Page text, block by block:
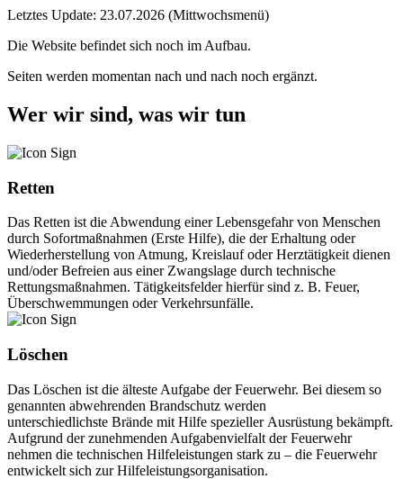
Letztes Update: 23.07.2026 (Mittwochsmenü)
Die Website befindet sich noch im Aufbau.
Seiten werden momentan nach und nach noch ergänzt.
Wer wir sind, was wir tun
Retten
Das Retten ist die Abwendung einer Lebensgefahr von Menschen
durch Sofortmaßnahmen (Erste Hilfe), die der Erhaltung oder
Wiederherstellung von Atmung, Kreislauf oder Herztätigkeit dienen
und/oder Befreien aus einer Zwangslage durch technische
Rettungsmaßnahmen. Tätigkeitsfelder hierfür sind z. B. Feuer,
Überschwemmungen oder Verkehrsunfälle.
Löschen
Das Löschen ist die älteste Aufgabe der Feuerwehr. Bei diesem so
genannten abwehrenden Brandschutz werden
unterschiedlichste Brände mit Hilfe spezieller Ausrüstung bekämpft.
Aufgrund der zunehmenden Aufgabenvielfalt der Feuerwehr
nehmen die technischen Hilfeleistungen stark zu – die Feuerwehr
entwickelt sich zur Hilfeleistungsorganisation.